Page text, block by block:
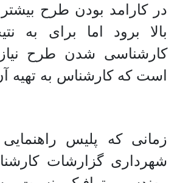
در کارامد بودن طرح
بالا برود اما برای به
کارشناسی شدن طرح
است که کارشناس به تهیه
زمانی که پلیس
شهرداری گزارشات